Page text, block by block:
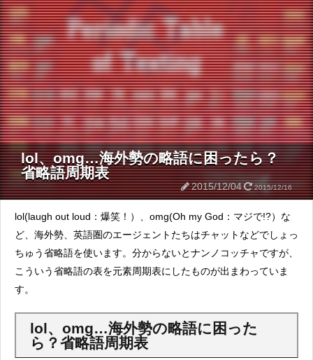
lol、omg…海外勢の略語に困ったら？
省略語周期表
2015/12/04 2015/12/16
lol(laugh out loud：爆笑！）、omg(Oh my God：マジで!?）な
ど、海外勢、英語圏のエージェントたちはチャットなどでしょっ
ちゅう省略語を使います。分からないとナンノコッチャですが、
こういう省略語の表を元素周期表にしたものが出まわっていま
す。
lol、omg…海外勢の略語に困った
ら？省略語周期表